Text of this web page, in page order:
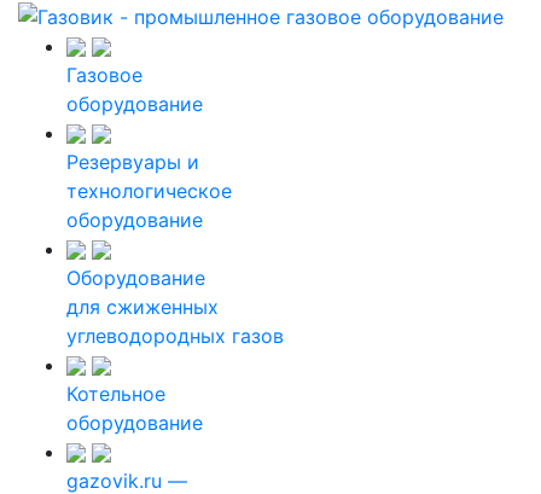
Газовое
оборудование
Резервуары и
технологическое
оборудование
Оборудование
для сжиженных
углеводородных газов
Котельное
оборудование
gazovik.ru —